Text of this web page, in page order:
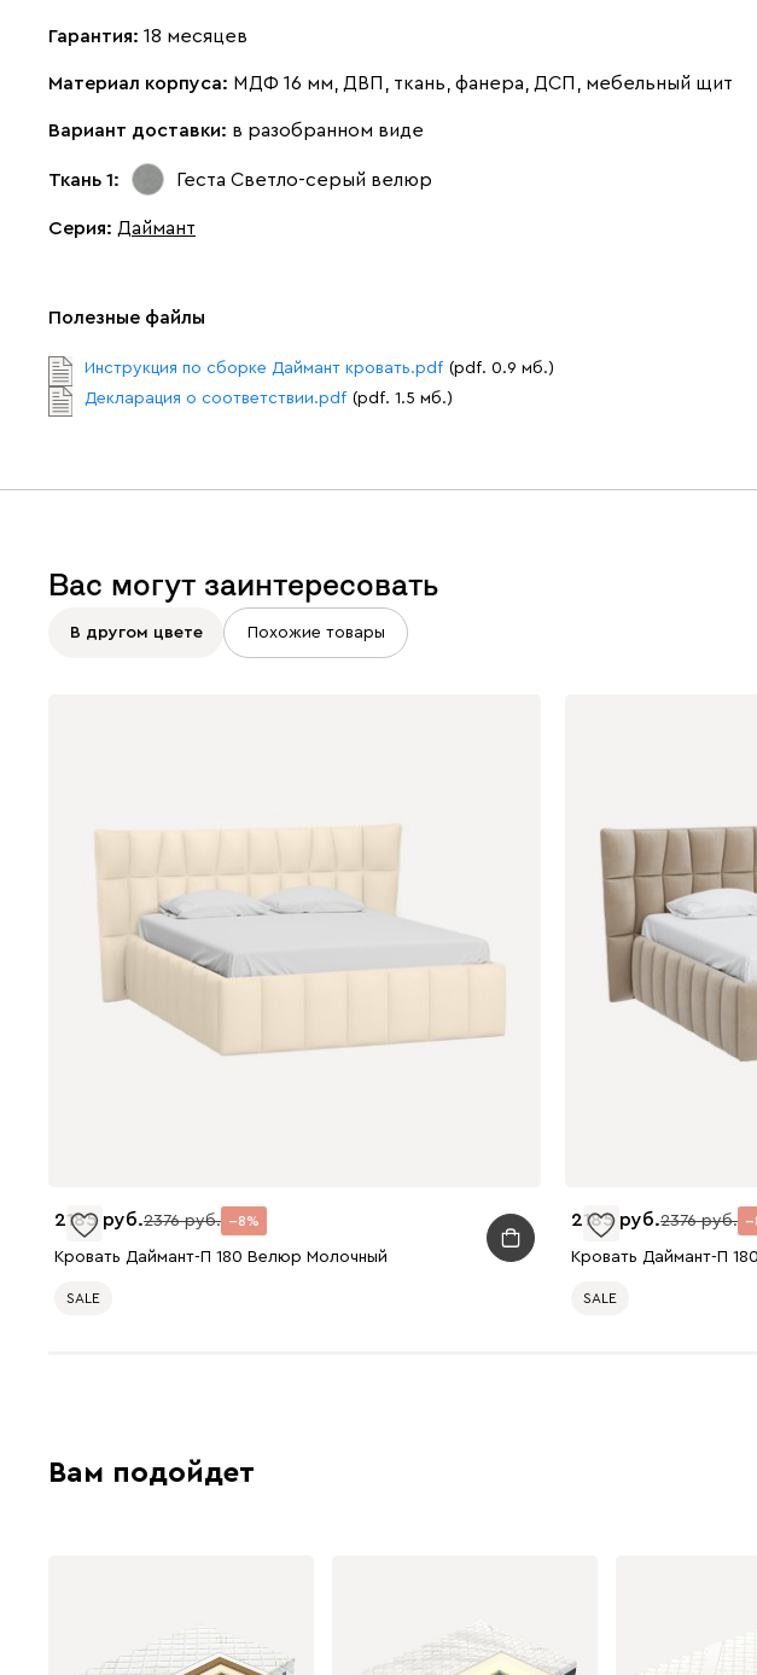
Гарантия: 18 месяцев
Материал корпуса: МДФ 16 мм, ДВП, ткань, фанера, ДСП, мебельный щит
Вариант доставки: в разобранном виде
Ткань 1: Геста Светло-серый велюр
Серия: Даймант
Полезные файлы
Инструкция по сборке Даймант кровать.pdf (pdf. 0.9 мб.)
Декларация о соответствии.pdf (pdf. 1.5 мб.)
Вас могут заинтересовать
В другом цвете Похожие товары
2185 2376 8
Кровать Даймант-П 180 Велюр Молочный
SALE
2185 2376
Кровать Даймант-П
SALE
Вам подойдет